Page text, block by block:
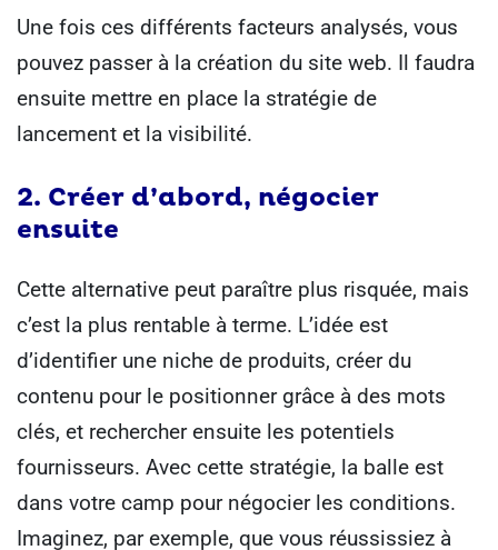
Une fois ces différents facteurs analysés, vous
pouvez passer à la création du site web. Il faudra
ensuite mettre en place la stratégie de
lancement et la visibilité.
2. Créer d’abord, négocier
ensuite
Cette alternative peut paraître plus risquée, mais
c’est la plus rentable à terme. L’idée est
d’identifier une niche de produits, créer du
contenu pour le positionner grâce à des mots
clés, et rechercher ensuite les potentiels
fournisseurs. Avec cette stratégie, la balle est
dans votre camp pour négocier les conditions.
Imaginez, par exemple, que vous réussissiez à